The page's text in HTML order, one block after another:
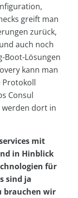
greift man
zurück,
auch noch
Boot-Lösungen
kann man
Protokoll
Consul
dort in
mit
in Hinblick
für
sind ja
brauchen wir